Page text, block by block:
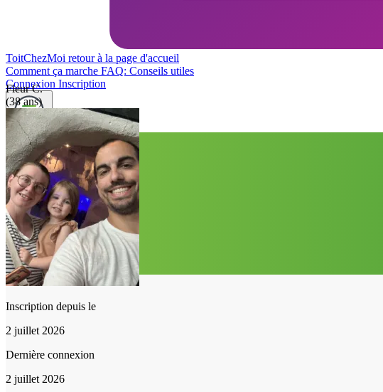
ToitChezMoi retour à la page d'accueil
Comment ça marche FAQ: Conseils utiles
Connexion Inscription
Fleur C.
(38 ans)
Inscription depuis le
2 juillet 2026
Dernière connexion
2 juillet 2026